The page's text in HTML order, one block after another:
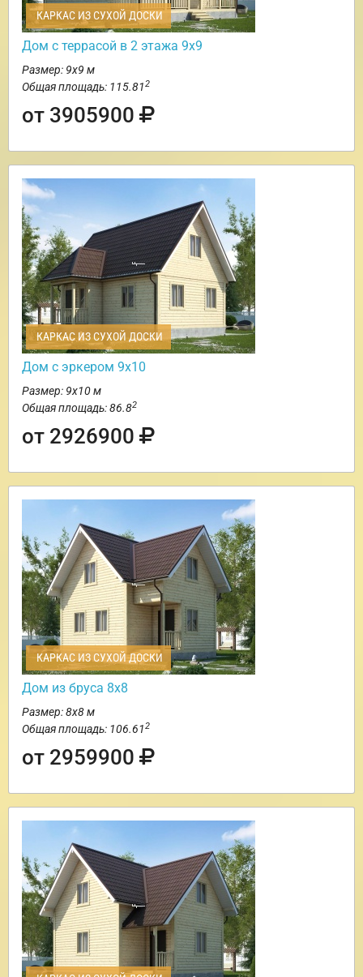
КАРКАС ИЗ СУХОЙ ДОСКИ
Дом с террасой в 2 этажа 9х9
Размер: 9х9 м
Общая площадь: 115.812
от 3905900
КАРКАС ИЗ СУХОЙ ДОСКИ
Дом с эркером 9х10
Размер: 9х10 м
Общая площадь: 86.82
от 2926900
КАРКАС ИЗ СУХОЙ ДОСКИ
Дом из бруса 8х8
Размер: 8х8 м
Общая площадь: 106.612
от 2959900